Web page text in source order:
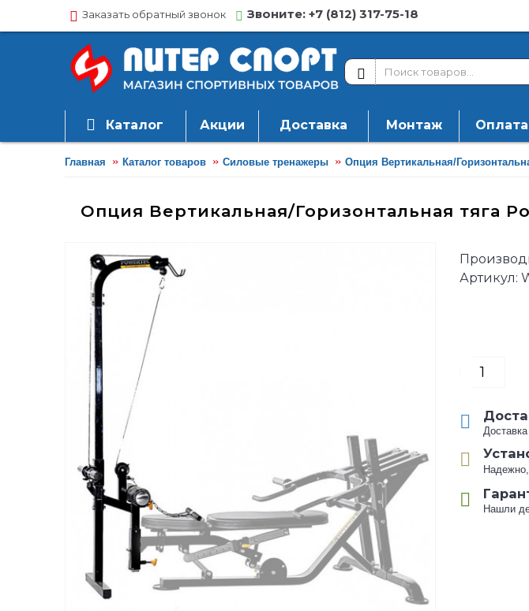
Заказать обратный звонок Звоните: +7 (812) 317-75-18
Каталог Акции Доставка Монтаж Оплата
Главная Каталог товаров Силовые тренажеры Опция Вертикальная/
Опция Вертикальная/Горизонтальная тяга
Артикул:
Нашли